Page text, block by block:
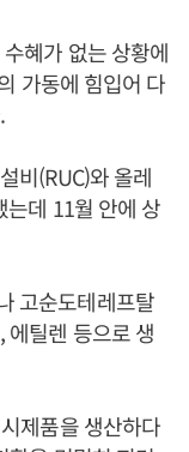
혜가 없는 상황에
가동에 힘입어 다
비(RUC)와 올레
는데 11월 안에 상
고순도테레프탈
에틸렌 등으로 생
제품을 생산하다